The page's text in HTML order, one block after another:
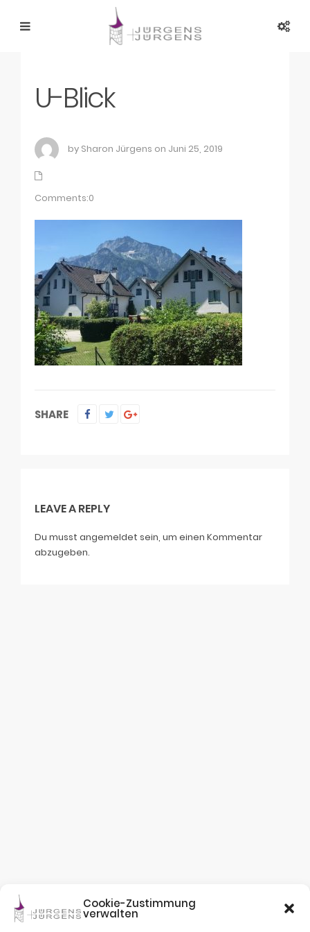
Cookie-Zustimmung
verwalten
U-Blick
by Sharon Jürgens on Juni 25, 2019
Comments:0
SHARE
LEAVE A REPLY
Du musst angemeldet sein, um einen Kommentar
abzugeben.